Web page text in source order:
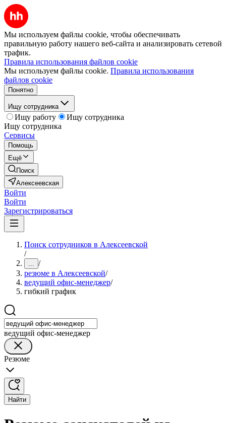
Мы используем файлы cookie, чтобы обеспечивать
правильную работу нашего веб-сайта и анализировать сетевой
трафик.
Правила использования файлов cookie
Мы используем файлы cookie. Правила использования
файлов cookie
Понятно
Ищу сотрудника
Ищу работу
Ищу сотрудника
Ищу сотрудника
Сервисы
Помощь
Ещё
Поиск
Алексеевская
Войти
Войти
Зарегистрироваться
Поиск сотрудников в Алексеевской
/
... /
резюме в Алексеевской/
ведущий офис-менеджер/
гибкий график
ведущий офис-менеджер
Резюме
Найти